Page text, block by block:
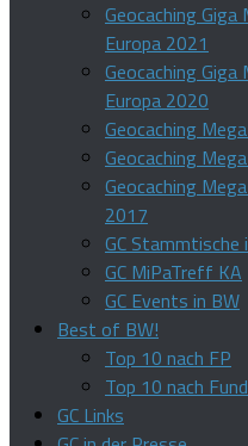
Geocaching
Europa 2021
Geocaching
Europa 2020
Geocaching
Geocaching
Geocaching
2017
GC Stammtische
GC MiPaTreff KA
GC Events in BW
Best of BW!
Top 10 nach FP
Top 10 nach
GC Links